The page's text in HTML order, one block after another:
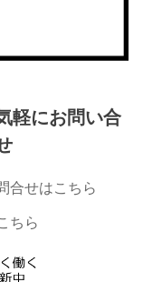
軽にお問い合
合せはこちら
ちら